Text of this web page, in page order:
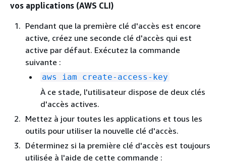
vos applications (AWS CLI)
Pendant que la première clé d'accès est encore
active, créez une seconde clé d'accès qui est
active par défaut. Exécutez la commande
suivante :
aws iam create-access-key
À ce stade, l'utilisateur dispose de deux clés
d'accès actives.
Mettez à jour toutes les applications et tous les
outils pour utiliser la nouvelle clé d'accès.
Déterminez si la première clé d'accès est toujours
utilisée à l'aide de cette commande :